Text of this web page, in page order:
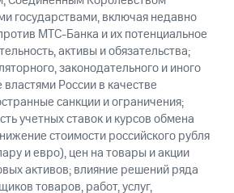
государствами, включая недавно
МТС-Банка и их потенциальное
активы и обязательства;
законодательного и иного
России в качестве
санкции и ограничения;
учетных ставок и курсов обмена
стоимости российского рубля
и евро), цен на товары и акции
активов; влияние решений ряда
товаров, работ, услуг,